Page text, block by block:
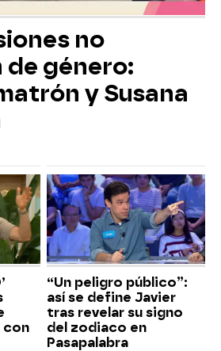
no
género:
y Susana
con
“Un peligro público”:
así se define Javier
tras revelar su signo
del zodiaco en
Pasapalabra